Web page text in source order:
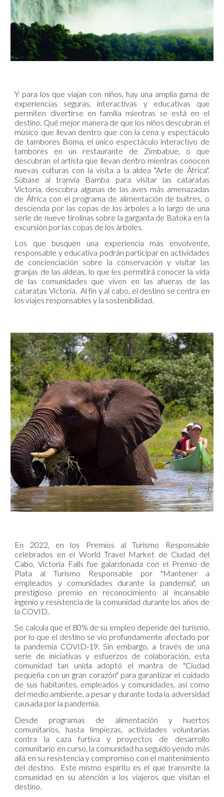
Y para los que viajan con niños, hay una amplia gama de
experiencias seguras, interactivas y educativas que
permiten divertirse en familia mientras se está en el
destino. Qué mejor manera de que los niños descubran el
músico que llevan dentro que con la cena y espectáculo
de tambores Boma, el único espectáculo interactivo de
tambores en un restaurante de Zimbabue, o que
descubran el artista que llevan dentro mientras conocen
nuevas culturas con la visita a la aldea "Arte de África".
Súbase al tranvía Bamba para visitar las cataratas
Victoria, descubra algunas de las aves más amenazadas
de África con el programa de alimentación de buitres, o
descienda por las copas de los árboles a lo largo de una
serie de nueve tirolinas sobre la garganta de Batoka en la
excursión por las copas de los árboles.
Los que busquen una experiencia más envolvente,
responsable y educativa podrán participar en actividades
de concienciación sobre la conservación y visitar las
granjas de las aldeas, lo que les permitirá conocer la vida
de las comunidades que viven en las afueras de las
cataratas Victoria. Al fin y al cabo, el destino se centra en
los viajes responsables y la sostenibilidad.
En 2022, en los Premios al Turismo Responsable
celebrados en el World Travel Market de Ciudad del
Cabo, Victoria Falls fue galardonada con el Premio de
Plata al Turismo Responsable por "Mantener a
empleados y comunidades durante la pandemia", un
prestigioso premio en reconocimiento al incansable
ingenio y resistencia de la comunidad durante los años de
la COVID.
Se calcula que el 80% de su empleo depende del turismo,
por lo que el destino se vio profundamente afectado por
la pandemia COVID-19. Sin embargo, a través de una
serie de iniciativas y esfuerzos de colaboración, esta
comunidad tan unida adoptó el mantra de "Ciudad
pequeña con un gran corazón" para garantizar el cuidado
de sus habitantes, empleados y comunidades, así como
del medio ambiente, a pesar y durante toda la adversidad
causada por la pandemia.
Desde programas de alimentación y huertos
comunitarios, hasta limpiezas, actividades voluntarias
contra la caza furtiva y proyectos de desarrollo
comunitario en curso, la comunidad ha seguido yendo más
allá en su resistencia y compromiso con el mantenimiento
del destino. Este mismo espíritu es el que transmite la
comunidad en su atención a los viajeros que visitan el
destino.